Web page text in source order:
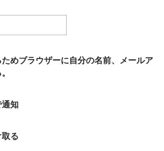
めブラウザーに自分の名前、メールア
通知
る